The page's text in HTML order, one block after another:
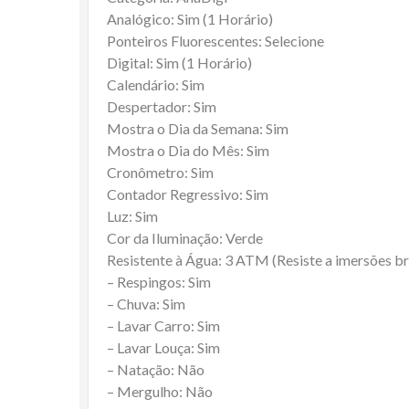
Analógico: Sim (1 Horário)
Ponteiros Fluorescentes: Selecione
Digital: Sim (1 Horário)
Calendário: Sim
Despertador: Sim
Mostra o Dia da Semana: Sim
Mostra o Dia do Mês: Sim
Cronômetro: Sim
Contador Regressivo: Sim
Luz: Sim
Cor da Iluminação: Verde
Resistente à Água: 3 ATM (Resiste a imersões
– Respingos: Sim
– Chuva: Sim
– Lavar Carro: Sim
– Lavar Louça: Sim
– Natação: Não
– Mergulho: Não